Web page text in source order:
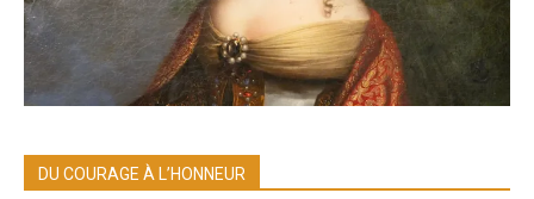
DU COURAGE À L’HONNEUR